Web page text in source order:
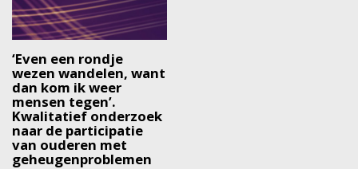
‘Even een rondje
wezen wandelen, want
dan kom ik weer
mensen tegen’.
Kwalitatief onderzoek
naar de participatie
van ouderen met
geheugenproblemen